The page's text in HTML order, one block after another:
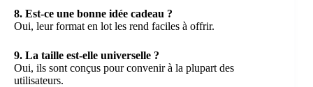
8. Est-ce une bonne idée cadeau ?
Oui, leur format en lot les rend faciles à offrir.
9. La taille est-elle universelle ?
Oui, ils sont conçus pour convenir à la plupart des
utilisateurs.